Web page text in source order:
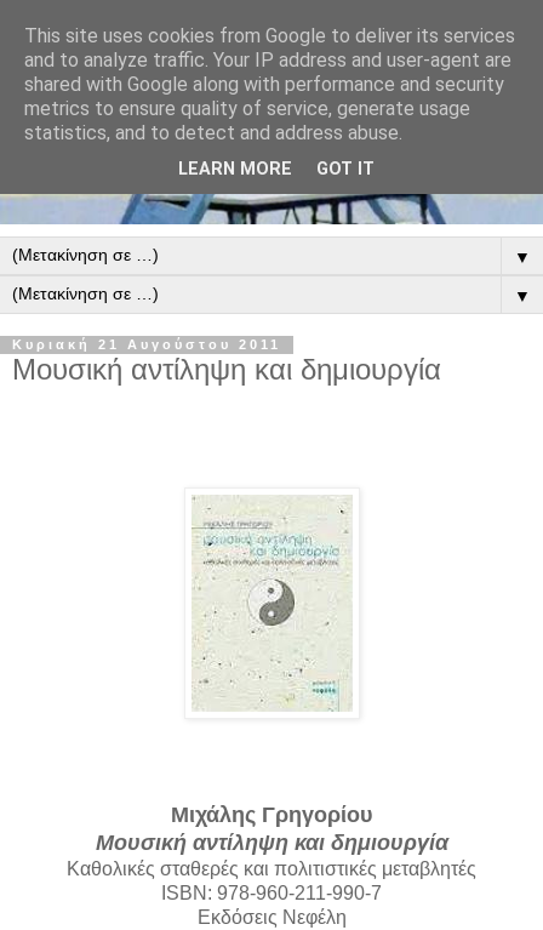
▼
▼
Κυριακή 21 Αυγούστου 2011
Μουσική αντίληψη και δημιουργία
Μιχάλης Γρηγορίου
Μουσική αντίληψη και δημιουργία
Καθολικές σταθερές και πολιτιστικές μεταβλητές
ISBN: 978-960-211-990-7
Εκδόσεις Νεφέλη
This site uses cookies from Google to deliver its services
and to analyze traffic. Your IP address and user-agent are
shared with Google along with performance and security
metrics to ensure quality of service, generate usage
statistics, and to detect and address abuse.
LEARN MORE GOT IT